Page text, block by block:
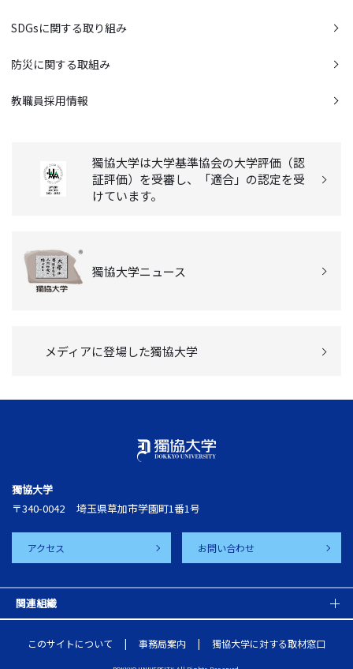
SDGsに関する取り組み
防災に関する取組み
教職員採用情報
獨協大学は大学基準協会の大学評価（認
証評価）を受審し、「適合」の認定を受
けています。
獨協大学ニュース
メディアに登場した獨協大学
獨協大学
〒340-0042
埼玉県草加市学園町1番1号
アクセス お問い合わせ
関連組織
このサイトについて 事務局案内 獨協大学に対する取材窓口